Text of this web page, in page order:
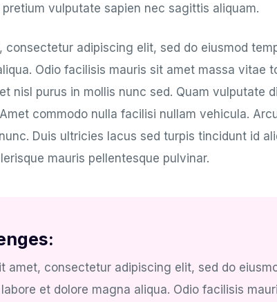
vulputate sapien nec sagittis aliquam.
consectetur adipiscing elit, sed do eiusmod
Odio facilisis mauris sit amet massa vitae
nisl purus in mollis nunc sed. Quam vulputate
commodo nulla facilisi nullam vehicula.
Duis ultricies lacus sed turpis tincidunt id
mauris pellentesque pulvinar.
amet, consectetur adipiscing elit, sed do
et dolore magna aliqua. Odio facilisis